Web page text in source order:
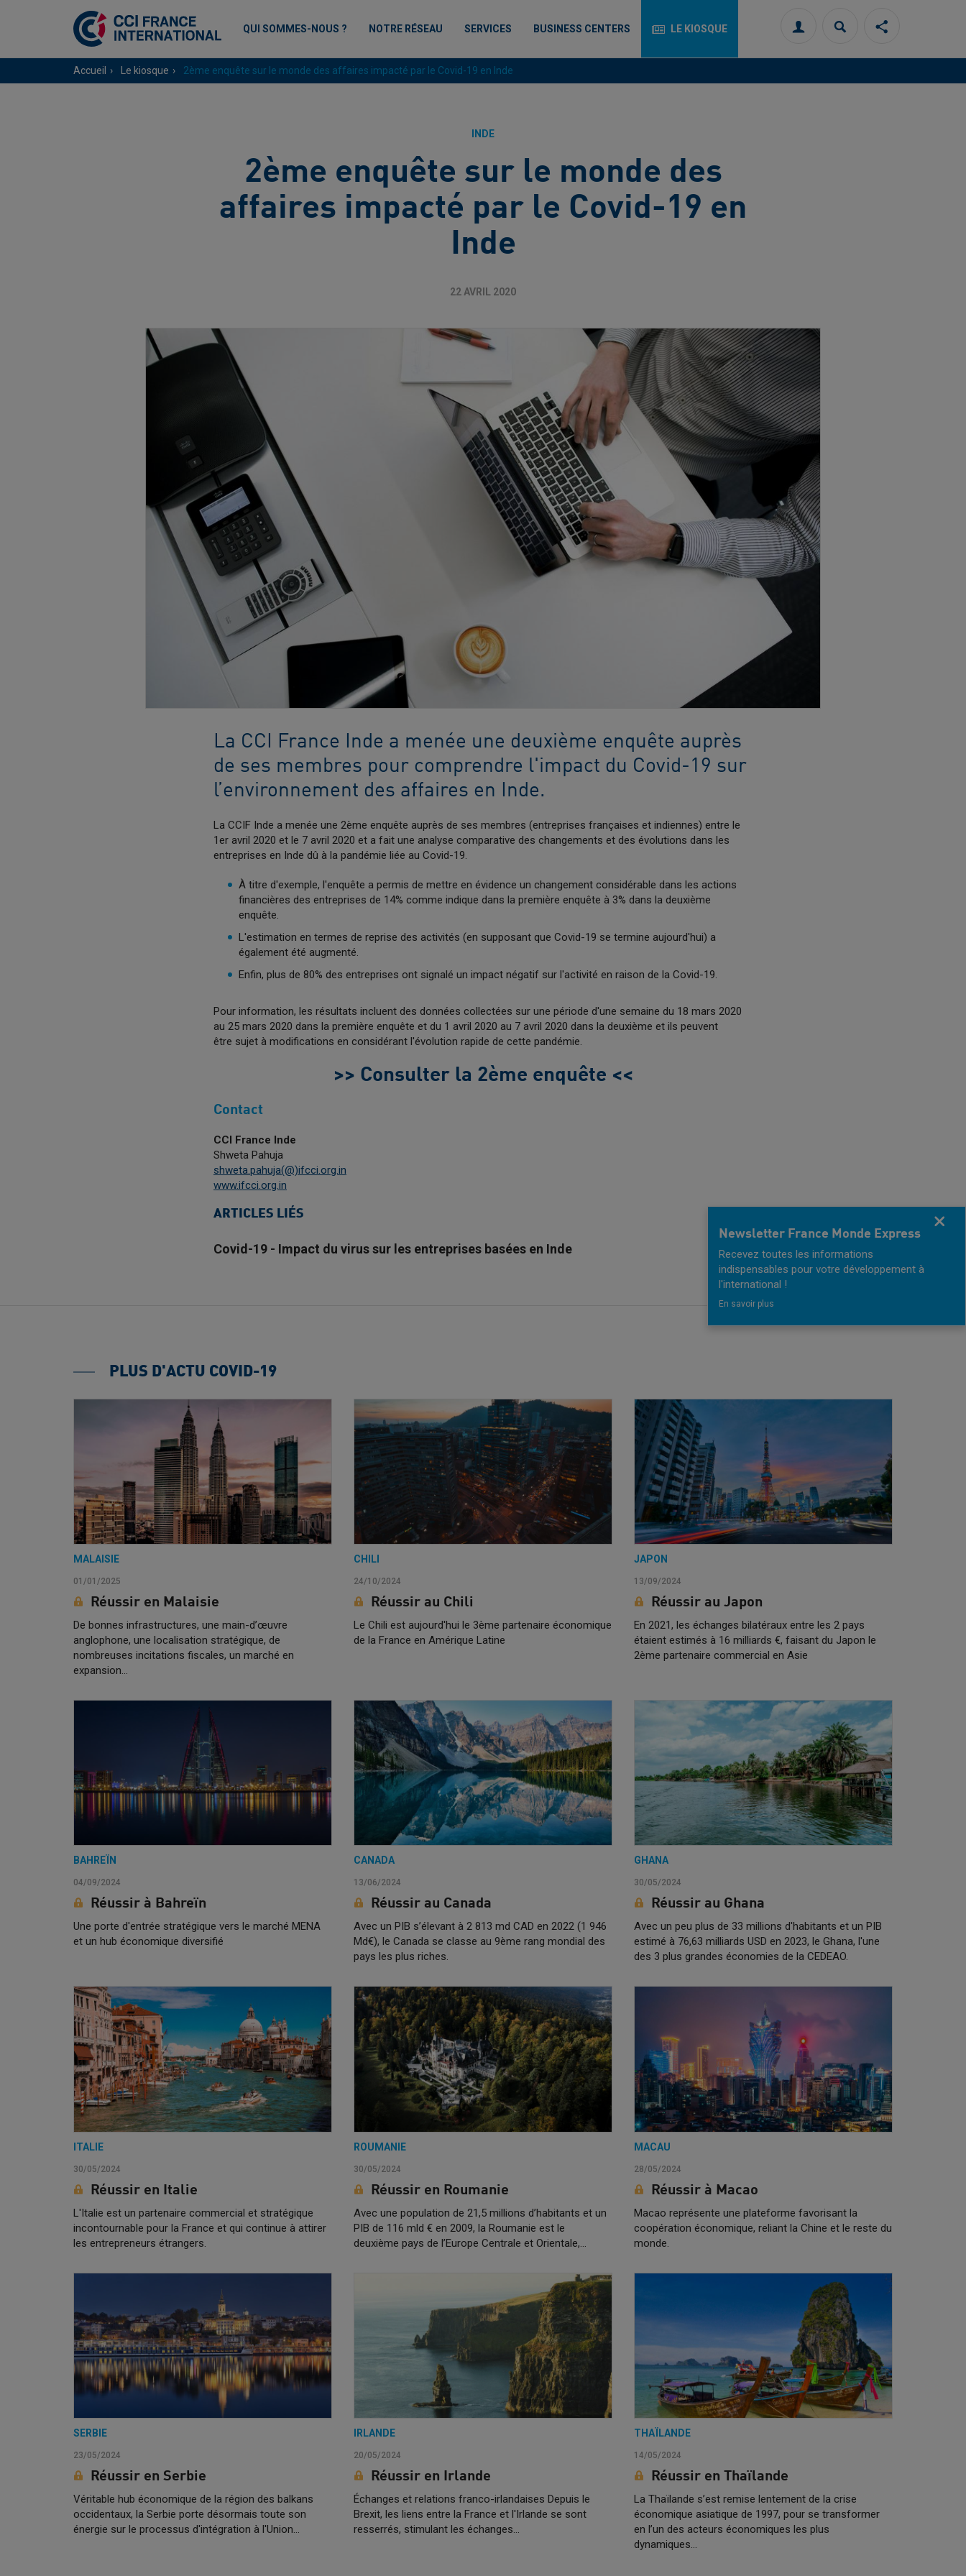
Connexion Rechercher
page
QUI SOMMES-NOUS ? NOTRE RÉSEAU SERVICES BUSINESS CENTERS LE KIOSQUE
Accueil Le kiosque 2ème enquête sur le monde des affaires impacté par le Covid-19 en Inde
INDE
2ème enquête sur le monde des
affaires impacté par le Covid-19 en
Inde
22 AVRIL 2020
La CCI France Inde a menée une deuxième enquête auprès
de ses membres pour comprendre l'impact du Covid-19 sur
l’environnement des affaires en Inde.
La CCIF Inde a menée une 2ème enquête auprès de ses membres (entreprises françaises et indiennes) entre le
1er avril 2020 et le 7 avril 2020 et a fait une analyse comparative des changements et des évolutions dans les
entreprises en Inde dû à la pandémie liée au Covid-19.
À titre d'exemple, l'enquête a permis de mettre en évidence un changement considérable dans les actions
financières des entreprises de 14% comme indique dans la première enquête à 3% dans la deuxième
enquête.
L'estimation en termes de reprise des activités (en supposant que Covid-19 se termine aujourd'hui) a
également été augmenté.
Enfin, plus de 80% des entreprises ont signalé un impact négatif sur l'activité en raison de la Covid-19.
Pour information, les résultats incluent des données collectées sur une période d'une semaine du 18 mars 2020
au 25 mars 2020 dans la première enquête et du 1 avril 2020 au 7 avril 2020 dans la deuxième et ils peuvent
être sujet à modifications en considérant l'évolution rapide de cette pandémie.
>> Consulter la 2ème enquête <<
Contact
CCI France Inde
Shweta Pahuja
shweta.pahuja(@)ifcci.org.in
www.ifcci.org.in
ARTICLES LIÉS
Covid-19 - Impact du virus sur les entreprises basées en Inde
PLUS D'ACTU COVID-19
MALAISIE
01/01/2025
Réussir en Malaisie
De bonnes infrastructures, une main-d’œuvre
anglophone, une localisation stratégique, de
nombreuses incitations fiscales, un marché en
expansion...
CHILI
24/10/2024
Réussir au Chili
Le Chili est aujourd'hui le 3ème partenaire économique
de la France en Amérique Latine
JAPON
13/09/2024
Réussir au Japon
En 2021, les échanges bilatéraux entre les 2 pays
étaient estimés à 16 milliards €, faisant du Japon le
2ème partenaire commercial en Asie
BAHREÏN
04/09/2024
Réussir à Bahreïn
Une porte d'entrée stratégique vers le marché MENA
et un hub économique diversifié
CANADA
13/06/2024
Réussir au Canada
Avec un PIB s’élevant à 2 813 md CAD en 2022 (1 946
Md€), le Canada se classe au 9ème rang mondial des
pays les plus riches.
GHANA
30/05/2024
Réussir au Ghana
Avec un peu plus de 33 millions d'habitants et un PIB
estimé à 76,63 milliards USD en 2023, le Ghana, l'une
des 3 plus grandes économies de la CEDEAO.
ITALIE
30/05/2024
Réussir en Italie
L'Italie est un partenaire commercial et stratégique
incontournable pour la France et qui continue à attirer
les entrepreneurs étrangers.
ROUMANIE
30/05/2024
Réussir en Roumanie
Avec une population de 21,5 millions d’habitants et un
PIB de 116 mld € en 2009, la Roumanie est le
deuxième pays de l’Europe Centrale et Orientale,…
MACAU
28/05/2024
Réussir à Macao
Macao représente une plateforme favorisant la
coopération économique, reliant la Chine et le reste du
monde.
SERBIE
23/05/2024
Réussir en Serbie
Véritable hub économique de la région des balkans
occidentaux, la Serbie porte désormais toute son
énergie sur le processus d'intégration à l'Union…
IRLANDE
20/05/2024
Réussir en Irlande
Échanges et relations franco-irlandaises Depuis le
Brexit, les liens entre la France et l'Irlande se sont
resserrés, stimulant les échanges…
THAÏLANDE
14/05/2024
Réussir en Thaïlande
La Thaïlande s’est remise lentement de la crise
économique asiatique de 1997, pour se transformer
en l’un des acteurs économiques les plus
dynamiques…
Newsletter France Monde Express
Recevez toutes les informations
indispensables pour votre développement à
l'international !
En savoir plus